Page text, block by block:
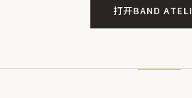
打开BAND